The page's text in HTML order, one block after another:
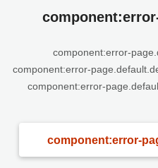
component:error-
component:error-
component:error-
component:error-